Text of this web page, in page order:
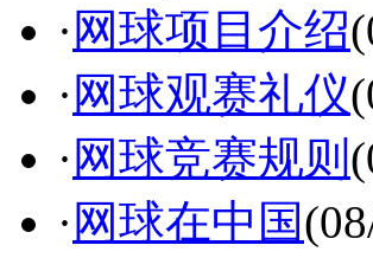
· 网球项目介绍
· 网球观赛礼仪
· 网球竞赛规则
· 网球在中国